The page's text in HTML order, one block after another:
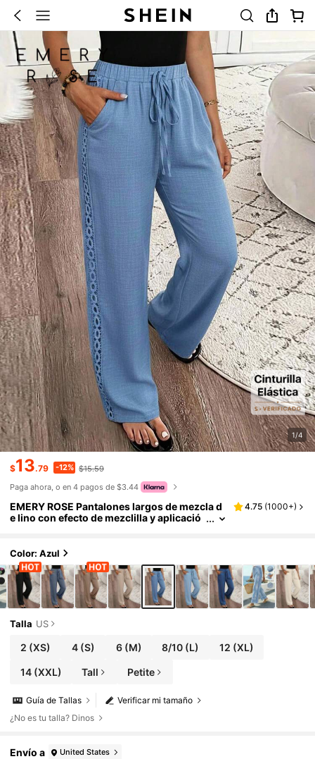
1/4
$13.79 -12% $15.59
Paga ahora, o en 4 pagos de $3.44
EMERY ROSE Pantalones largos de mezcla d
e lino con efecto de mezclilla y aplicació
4.75 (1000+)
Color: Azul
Talla US
2 (XS) 4(S) 6(M) 8/10 (L) 12 (XL)
14(XXL) Tall Petite
Verificar mi tamaño
Guía de Tallas
¿No es tu talla? Dinos
Envío a United States